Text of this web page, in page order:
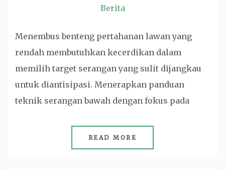
Berita
Menembus benteng pertahanan lawan yang
rendah membutuhkan kecerdikan dalam
memilih target serangan yang sulit dijangkau
untuk diantisipasi. Menerapkan panduan
teknik serangan bawah dengan fokus pada
READ MORE